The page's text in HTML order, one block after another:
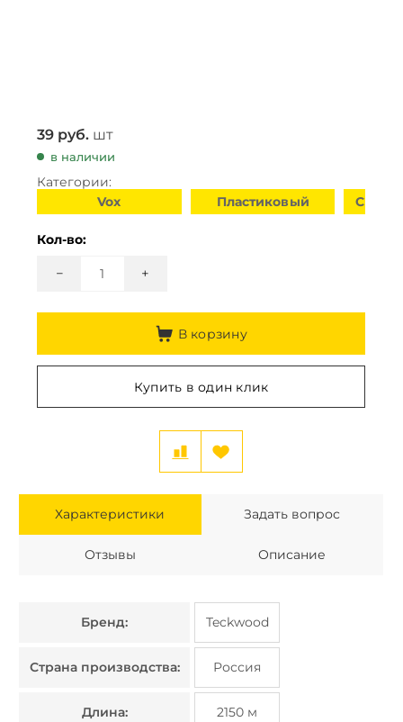
39 руб. шт
в наличии
Категории:
Vox
Пластиковый С
Кол-во:
+
−
В корзину
Купить в один клик
Характеристики Задать вопрос
Отзывы Описание
Бренд: Teckwood
Страна производства: Россия
Длина: 2150 м